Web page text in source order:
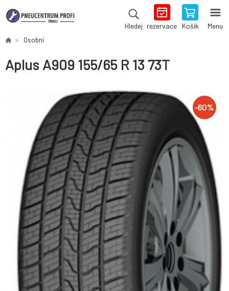
Hledej rezervace Košík Menu
Osobní
Aplus A909 155/65 R 13 73T
-60%